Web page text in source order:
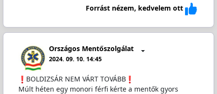
Forrást nézem, kedvelem ott
Országos Mentőszolgálat
2024. 09. 10. 14:45
️BOLDIZSÁR NEM VÁRT TOVÁBB
Múlt héten egy monori férfi kérte a mentők gyors